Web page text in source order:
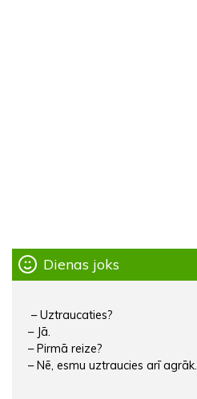
Dienas joks
– Uztraucaties?
– Jā.
– Pirmā reize?
– Nē, esmu uztraucies arī agrāk.